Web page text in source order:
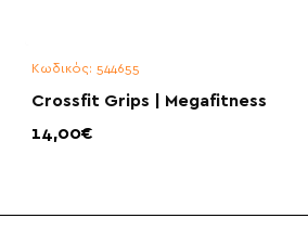
Κωδικός: 544655
Crossfit Grips | Megafitness
14,00€